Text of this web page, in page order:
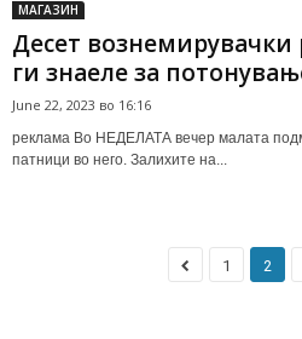
МАГАЗИН
Десет вознемирувачки
ги знаеле за
June 22, 2023 во 16:16
реклама Во НЕДЕЛАТА вечер малата
патници во него. Залихите на...
1 2